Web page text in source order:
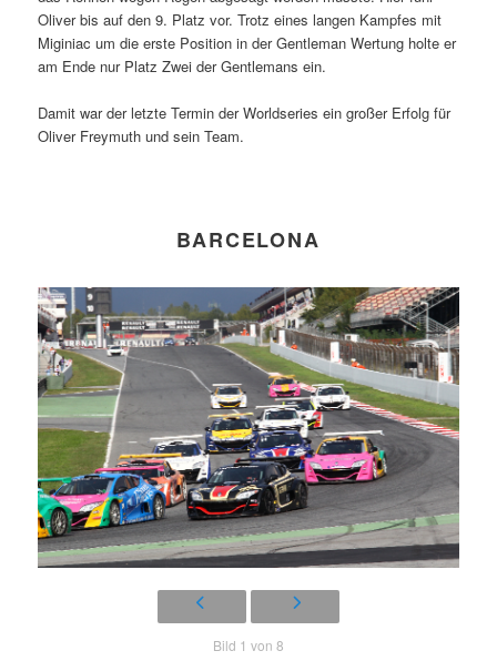
Oliver bis auf den 9. Platz vor. Trotz eines langen Kampfes mit
Miginiac um die erste Position in der Gentleman Wertung holte er
am Ende nur Platz Zwei der Gentlemans ein.
Damit war der letzte Termin der Worldseries ein großer Erfolg für
Oliver Freymuth und sein Team.
BARCELONA
Bild 1 von 8